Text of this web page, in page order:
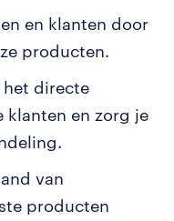
en klanten door
producten.
het directe
klanten en zorg je
van
producten